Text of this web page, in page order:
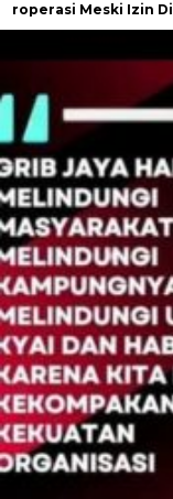
Dipersoalkan